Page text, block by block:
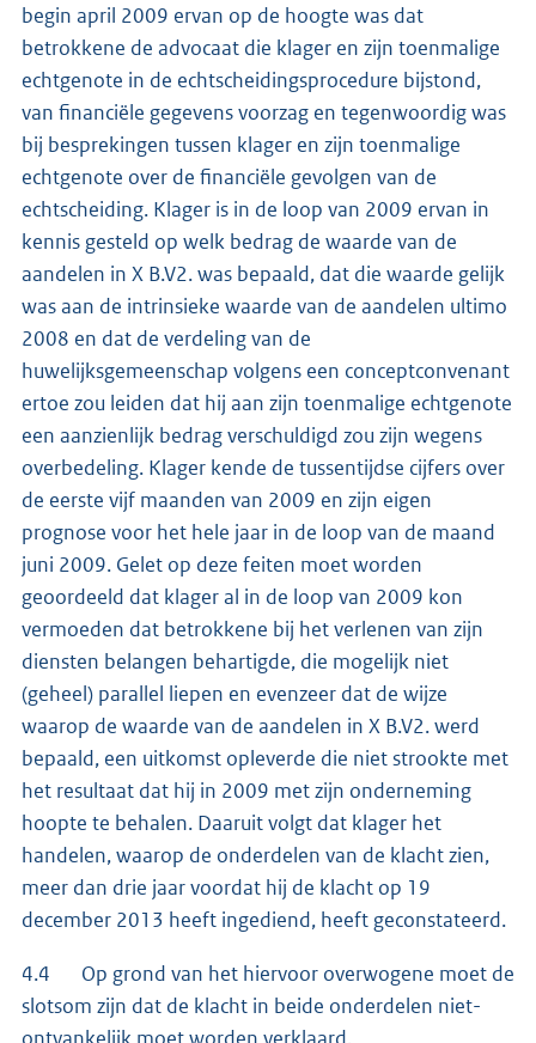
begin april 2009 ervan op de hoogte was dat
betrokkene de advocaat die klager en zijn toenmalige
echtgenote in de echtscheidingsprocedure bijstond,
van financiële gegevens voorzag en tegenwoordig was
bij besprekingen tussen klager en zijn toenmalige
echtgenote over de financiële gevolgen van de
echtscheiding. Klager is in de loop van 2009 ervan in
kennis gesteld op welk bedrag de waarde van de
aandelen in X B.V2. was bepaald, dat die waarde gelijk
was aan de intrinsieke waarde van de aandelen ultimo
2008 en dat de verdeling van de
huwelijksgemeenschap volgens een conceptconvenant
ertoe zou leiden dat hij aan zijn toenmalige echtgenote
een aanzienlijk bedrag verschuldigd zou zijn wegens
overbedeling. Klager kende de tussentijdse cijfers over
de eerste vijf maanden van 2009 en zijn eigen
prognose voor het hele jaar in de loop van de maand
juni 2009. Gelet op deze feiten moet worden
geoordeeld dat klager al in de loop van 2009 kon
vermoeden dat betrokkene bij het verlenen van zijn
diensten belangen behartigde, die mogelijk niet
(geheel) parallel liepen en evenzeer dat de wijze
waarop de waarde van de aandelen in X B.V2. werd
bepaald, een uitkomst opleverde die niet strookte met
het resultaat dat hij in 2009 met zijn onderneming
hoopte te behalen. Daaruit volgt dat klager het
handelen, waarop de onderdelen van de klacht zien,
meer dan drie jaar voordat hij de klacht op 19
december 2013 heeft ingediend, heeft geconstateerd.
4.4 Op grond van het hiervoor overwogene moet de
slotsom zijn dat de klacht in beide onderdelen niet-